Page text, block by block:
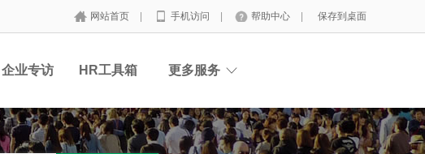
网站首页 手机访问 帮助中心 保存到桌面
企业专访 HR工具箱 更多服务